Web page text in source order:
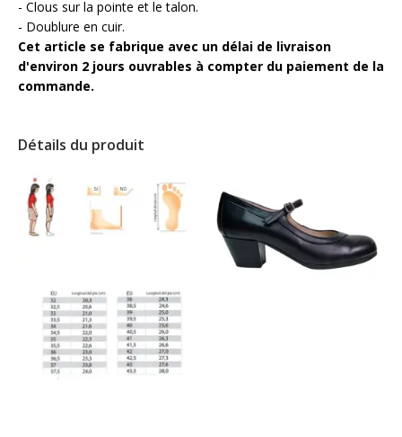
- Clous sur la pointe et le talon.
- Doublure en cuir.
Cet article se fabrique avec un délai de livraison
d'environ 2 jours ouvrables à compter du paiement de la
commande.
Détails du produit